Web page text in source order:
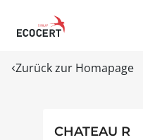
Zurück zur Homapage
CHATEAU R